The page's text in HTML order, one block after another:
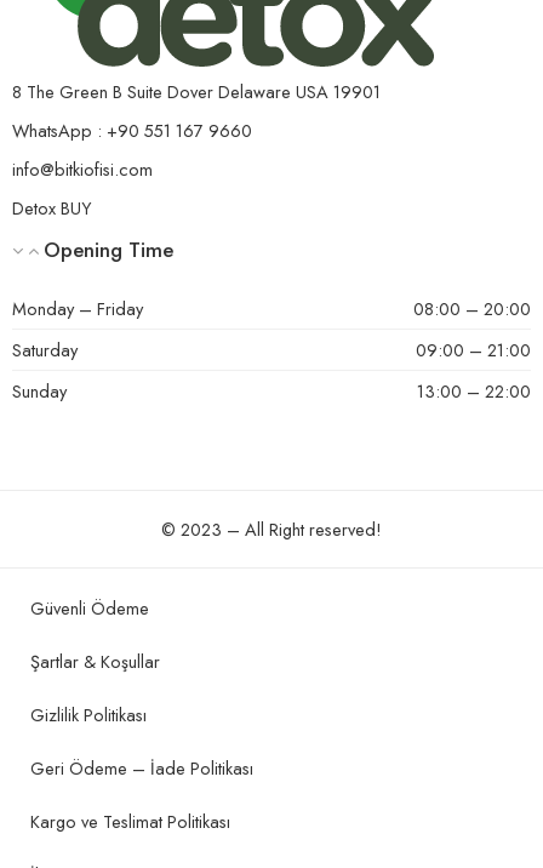
8 The Green B Suite Dover Delaware USA 19901
WhatsApp : +90 551 167 9660
info@bitkiofisi.com
Detox BUY
Opening Time
Monday – Friday
08:00 – 20:00
Saturday
09:00 – 21:00
Sunday
13:00 – 22:00
© 2023 – All Right reserved!
Güvenli Ödeme
Şartlar & Koşullar
Gizlilik Politikası
Geri Ödeme – İade Politikası
Kargo ve Teslimat Politikası